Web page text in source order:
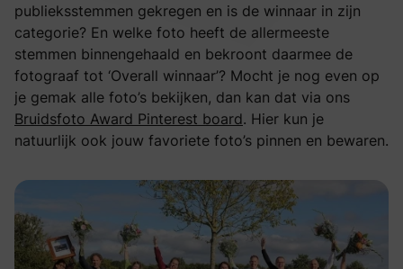
publieksstemmen gekregen en is de winnaar in zijn
categorie? En welke foto heeft de allermeeste
stemmen binnengehaald en bekroont daarmee de
fotograaf tot ‘Overall winnaar’? Mocht je nog even op
je gemak alle foto’s bekijken, dan kan dat via ons
Bruidsfoto Award Pinterest board. Hier kun je
natuurlijk ook jouw favoriete foto’s pinnen en bewaren.